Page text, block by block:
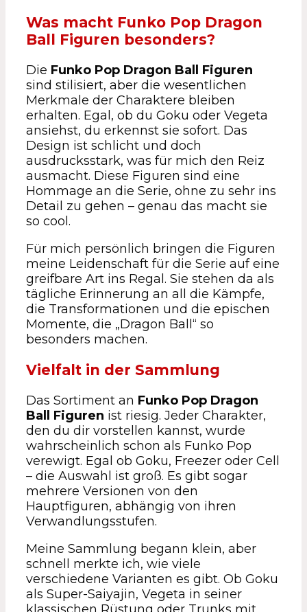
Was macht Funko Pop Dragon
Ball Figuren besonders?
Die Funko Pop Dragon Ball Figuren
sind stilisiert, aber die wesentlichen
Merkmale der Charaktere bleiben
erhalten. Egal, ob du Goku oder Vegeta
ansiehst, du erkennst sie sofort. Das
Design ist schlicht und doch
ausdrucksstark, was für mich den Reiz
ausmacht. Diese Figuren sind eine
Hommage an die Serie, ohne zu sehr ins
Detail zu gehen – genau das macht sie
so cool.
Für mich persönlich bringen die Figuren
meine Leidenschaft für die Serie auf eine
greifbare Art ins Regal. Sie stehen da als
tägliche Erinnerung an all die Kämpfe,
die Transformationen und die epischen
Momente, die „Dragon Ball“ so
besonders machen.
Vielfalt in der Sammlung
Das Sortiment an Funko Pop Dragon
Ball Figuren ist riesig. Jeder Charakter,
den du dir vorstellen kannst, wurde
wahrscheinlich schon als Funko Pop
verewigt. Egal ob Goku, Freezer oder Cell
– die Auswahl ist groß. Es gibt sogar
mehrere Versionen von den
Hauptfiguren, abhängig von ihren
Verwandlungsstufen.
Meine Sammlung begann klein, aber
schnell merkte ich, wie viele
verschiedene Varianten es gibt. Ob Goku
als Super-Saiyajin, Vegeta in seiner